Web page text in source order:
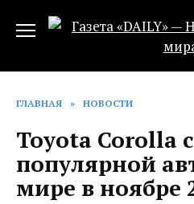
ГЛАВНАЯ » НОВОСТИ
Toyota Corolla
популярной
мире в ноябре